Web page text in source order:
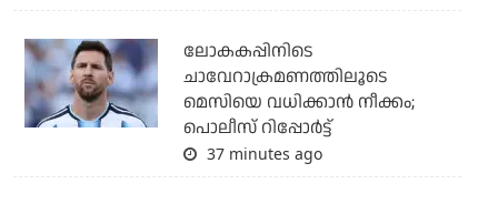
ലോകകപ്പിനിടെ
ചാവേറാക്രമണത്തിലൂടെ
മെസിയെ വധിക്കാന്‍ നീക്കം;
പൊലീസ് റിപ്പോര്‍ട്ട്
37 minutes ago